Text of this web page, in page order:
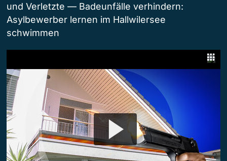
und Verletzte — Badeunfälle verhindern:
Asylbewerber lernen im Hallwilersee
schwimmen